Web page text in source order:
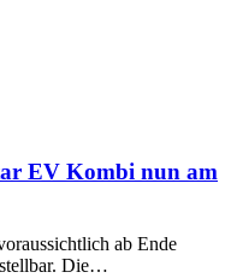
EV Kombi nun am
ab Ende
Die…